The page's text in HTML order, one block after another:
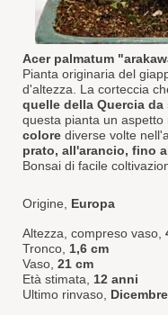
Acer palmatum
Pianta originaria del
d'altezza. La corteccia
quelle della Quercia da
questa pianta un aspetto
colore diverse volte
prato, all'arancio, fino
Bonsai di facile
Origine, Europa
Altezza, compreso vaso,
Tronco, 1,6 cm
Vaso, 21 cm
Età stimata, 12 anni
Ultimo rinvaso,